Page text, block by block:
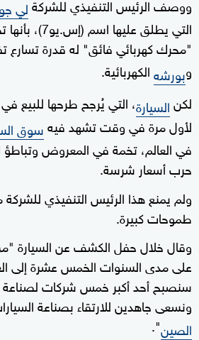
لي
التي يطلق عليها
"محرك كهربائي فائق" له قدرة تسارع
وبورشهالكهربائية.
لكنالسيارة، التي يُرجح طرحها للبيع
لأول مرة في وقت تشهد فيهسوق
في العالم، تخمة في المعروض
حرب أسعار شرسة.
ولم يمنع هذا الرئيس التنفيذي
طموحات كبيرة.
وقال خلال حفل الكشف عن السيارة
على مدى السنوات الخمس عشرة إلى
سنصبح أحد أكبر خمس شركات لصناعة
ونسعى جاهدين للارتقاء بصناعة
الصين".